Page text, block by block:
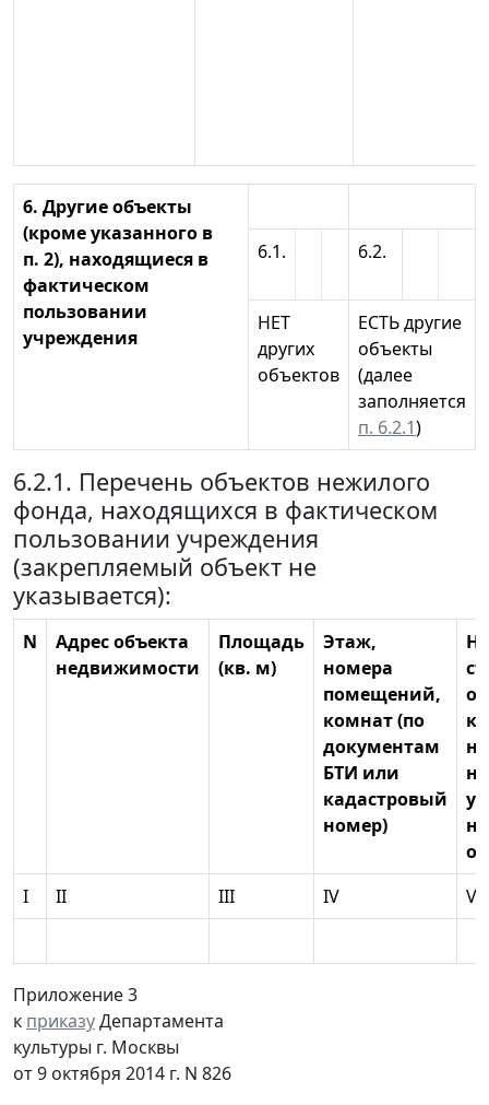
6. Другие объекты
(кроме указанного в
п. 2), находящиеся в
фактическом
пользовании
учреждения
6.1. 6.2.
НЕТ
других
объектов
ЕСТЬ другие
объекты
(далее
заполняется
п. 6.2.1)
6.2.1. Перечень объектов нежилого
фонда, находящихся в фактическом
пользовании учреждения
(закрепляемый объект не
указывается):
N
Адрес объекта
недвижимости
Площадь
(кв. м)
Этаж,
номера
помещений,
комнат (по
документам
БТИ или
кадастровый
номер)
I
II III IV V
Приложение 3
к приказуДепартамента
культуры г. Москвы
от 9 октября 2014 г. N 826